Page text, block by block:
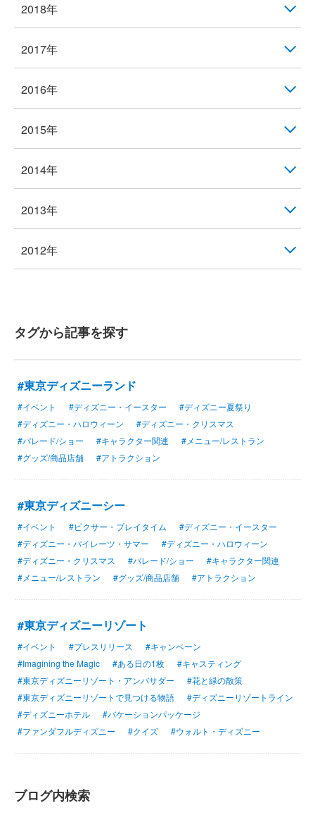
2018年
2017年
2016年
2015年
2014年
2013年
2012年
タグから記事を探す
#東京ディズニーランド
#イベント #ディズニー・イースター
#ディズニー夏祭り
#ディズニー・ハロウィーン
#ディズニー・クリスマス
#パレード/ショー
#キャラクター関連
#メニュー/レストラン
#グッズ/商品店舗
#アトラクション
#東京ディズニーシー
#イベント #ピクサー・プレイタイム
#ディズニー・イースター
#ディズニー・パイレーツ・サマー
#ディズニー・ハロウィーン
#ディズニー・クリスマス
#パレード/ショー
#キャラクター関連
#メニュー/レストラン
#グッズ/商品店舗 #アトラクション
#東京ディズニーリゾート
#イベント #プレスリリース
#キャンペーン
#Imagining the Magic
#ある日の1枚
#キャスティング
#東京ディズニーリゾート・アンバサダー
#花と緑の散策
#東京ディズニーリゾートで見つける物語
#ディズニーリゾートライン
#ディズニーホテル
#バケーションパッケージ
#ファンダフルディズニー
#クイズ #ウォルト・ディズニー
ブログ内検索